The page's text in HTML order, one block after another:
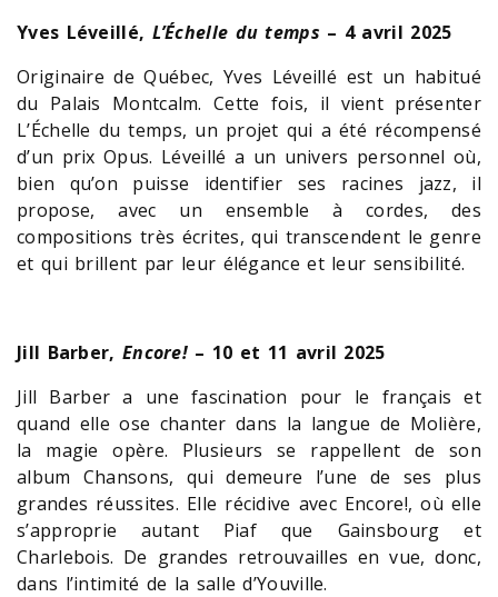
Yves Léveillé, L’Échelle du temps – 4 avril 2025
Originaire de Québec, Yves Léveillé est un habitué
du Palais Montcalm. Cette fois, il vient présenter
L’Échelle du temps, un projet qui a été récompensé
d’un prix Opus. Léveillé a un univers personnel où,
bien qu’on puisse identifier ses racines jazz, il
propose, avec un ensemble à cordes, des
compositions très écrites, qui transcendent le genre
et qui brillent par leur élégance et leur sensibilité.
Jill Barber, Encore! – 10 et 11 avril 2025
Jill Barber a une fascination pour le français et
quand elle ose chanter dans la langue de Molière,
la magie opère. Plusieurs se rappellent de son
album Chansons, qui demeure l’une de ses plus
grandes réussites. Elle récidive avec Encore!, où elle
s’approprie autant Piaf que Gainsbourg et
Charlebois. De grandes retrouvailles en vue, donc,
dans l’intimité de la salle d’Youville.